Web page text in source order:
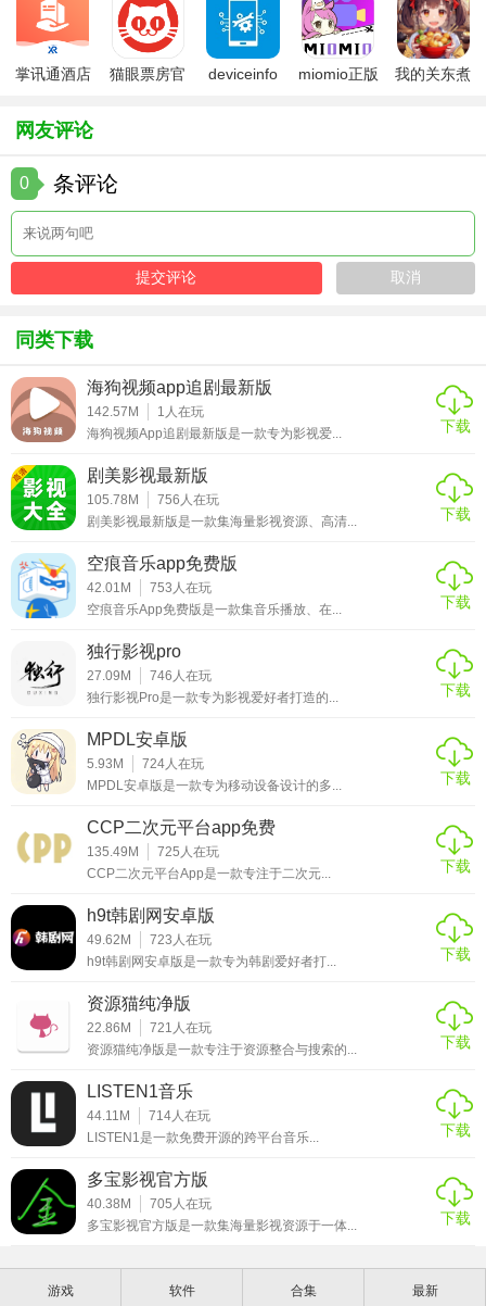
4. 播放与设置：点击播放按钮，选择喜欢的画质与播放设
置，开始观影。
金牌影院2026新版本在功能、体验与资源上均进行了全面升
统大幅提升了用户的观影效率，高清画质选项则满足了用户
对视觉享受的追求。此外，无广告观看与多平台同步等功能
版本是一款值得推荐的影视应用。
掌讯通酒店
猫眼票房官
deviceinfo
miomio正版
我的关东煮
网友评论
0 条评论
同类下载
海狗视频app追剧最新版
142.57M 1 人在玩
海狗视频App追剧最新版是一款专为影视爱...
下载
剧美影视最新版
105.78M 756 人在玩
剧美影视最新版是一款集海量影视资源、高清...
下载
空痕音乐app免费版
42.01M 753 人在玩
空痕音乐App免费版是一款集音乐播放、在...
下载
独行影视pro
27.09M 746 人在玩
独行影视Pro是一款专为影视爱好者打造的...
下载
MPDL安卓版
5.93M 724人在玩
MPDL安卓版是一款专为移动设备设计的多...
下载
CCP二次元平台app免费
135.49M 725 人在玩
CCP二次元平台App是一款专注于二次元...
下载
h9t韩剧网安卓版
49.62M 723 人在玩
h9t韩剧网安卓版是一款专为韩剧爱好者打...
下载
资源猫纯净版
22.86M 721 人在玩
资源猫纯净版是一款专注于资源整合与搜索的...
下载
LISTEN1音乐
44.11M 714人在玩
LISTEN1是一款免费开源的跨平台音乐...
下载
多宝影视官方版
40.38M 705 人在玩
多宝影视官方版是一款集海量影视资源于一体...
下载
游戏 软件 合集 最新